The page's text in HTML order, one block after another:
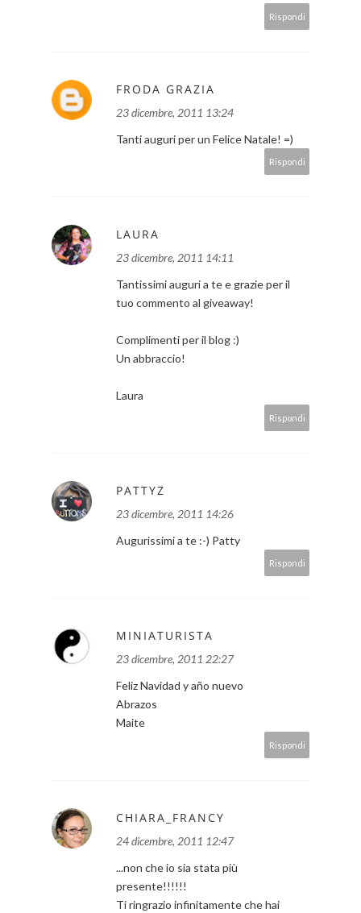
Rispondi
FRODA GRAZIA
23 dicembre, 2011 13:24
Tanti auguri per un Felice Natale! =)
Rispondi
LAURA
23 dicembre, 2011 14:11
Tantissimi auguri a te e grazie per il
tuo commento al giveaway!
Complimenti per il blog :)
Un abbraccio!
Laura
Rispondi
PATTYZ
23 dicembre, 2011 14:26
Augurissimi a te :-) Patty
Rispondi
MINIATURISTA
23 dicembre, 2011 22:27
Feliz Navidad y año nuevo
Abrazos
Maite
Rispondi
CHIARA_FRANCY
24 dicembre, 2011 12:47
...non che io sia stata più
presente!!!!!!
Ti ringrazio infinitamente che hai